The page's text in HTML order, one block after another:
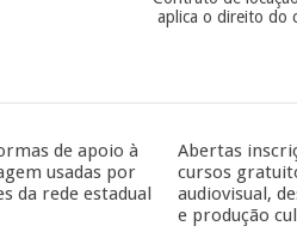
aplica o direito do
de apoio à
usadas por
da rede estadual
Abertas
cursos
audiovisual,
e produção